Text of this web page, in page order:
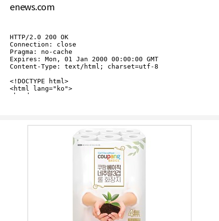
enews.com